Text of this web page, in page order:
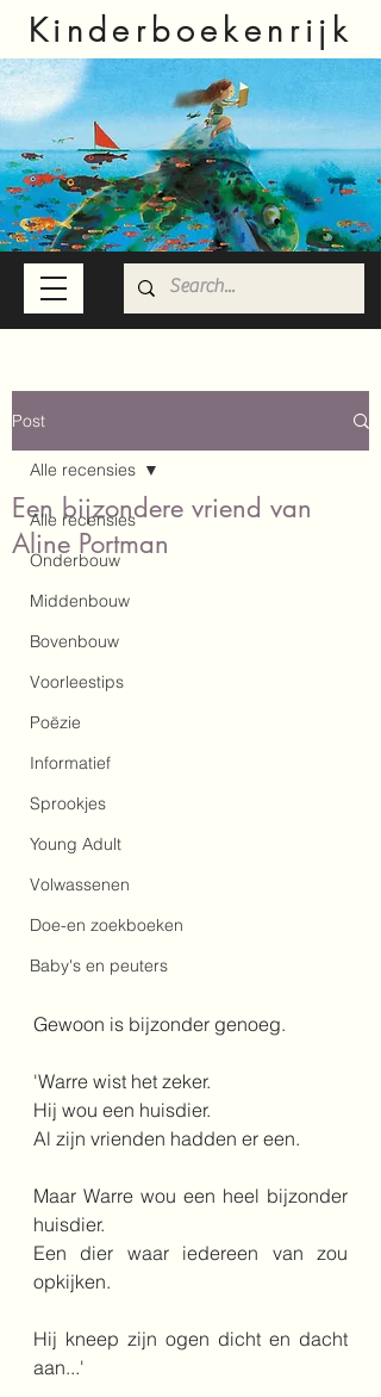
Kinderboekenrijk
Post
Alle recensies
Onderbouw
Middenbouw
Bovenbouw
Voorleestips
Poëzie
Informatief
Sprookjes
Young Adult
Volwassenen
Doe-en zoekboeken
Baby's en peuters
Alle recensies
Een bijzondere vriend van
Aline Portman
Gewoon is bijzonder genoeg.
'Warre wist het zeker.
Hij wou een huisdier.
Al zijn vrienden hadden er een.
Maar Warre wou een heel bijzonder
huisdier.
Een dier waar iedereen van zou
opkijken.
Hij kneep zijn ogen dicht en dacht
aan...'